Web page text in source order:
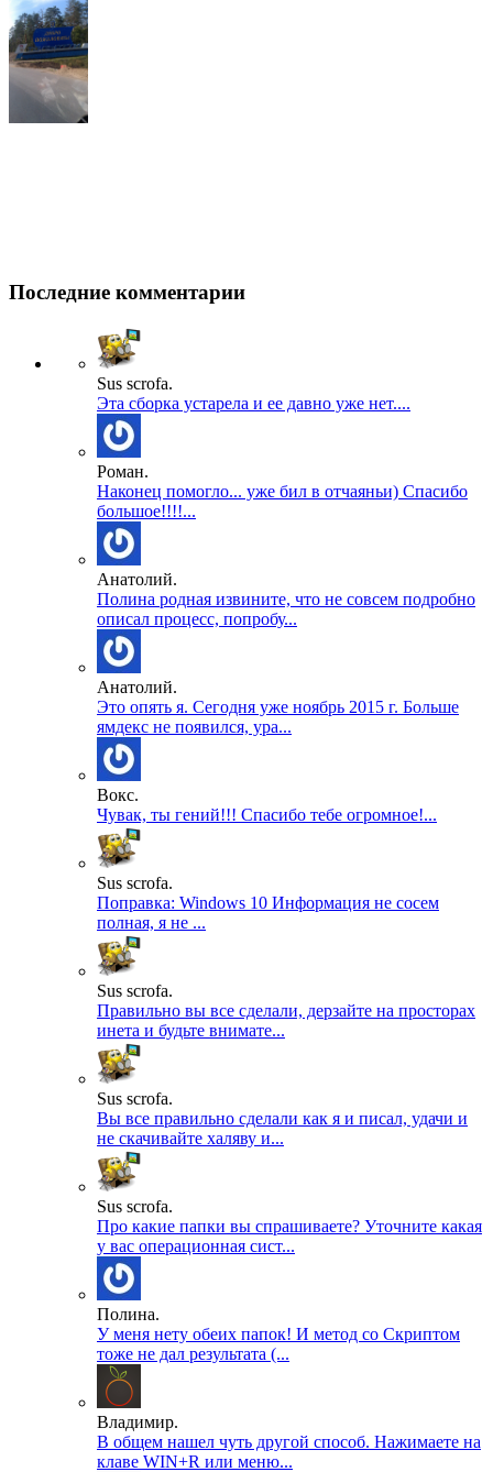
Последние комментарии
Sus scrofa.
Эта сборка устарела и ее давно уже нет....
Роман.
Наконец помогло... уже бил в отчаяньи) Спасибо
большое!!!!...
Анатолий.
Полина родная извините, что не совсем подробно
описал процесс, попробу...
Анатолий.
Это опять я. Сегодня уже ноябрь 2015 г. Больше
ямдекс не появился, ура...
Вокс.
Чувак, ты гений!!! Спасибо тебе огромное!...
Sus scrofa.
Поправка: Windows 10 Информация не сосем
полная, я не ...
Sus scrofa.
Правильно вы все сделали, дерзайте на просторах
инета и будьте внимате...
Sus scrofa.
Вы все правильно сделали как я и писал, удачи и
не скачивайте халяву и...
Sus scrofa.
Про какие папки вы спрашиваете? Уточните какая
у вас операционная сист...
Полина.
У меня нету обеих папок! И метод со Скриптом
тоже не дал результата (...
Владимир.
В общем нашел чуть другой способ. Нажимаете на
клаве WIN+R или меню...